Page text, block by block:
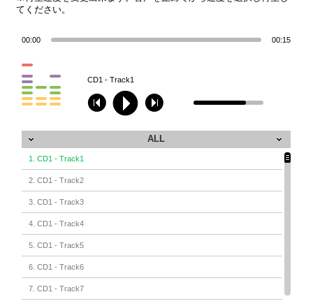
てください。
00:00 00:15
CD1 - Track1
ALL
1. CD1 - Track1
2. CD1 - Track2
3. CD1 - Track3
4. CD1 - Track4
5. CD1 - Track5
6. CD1 - Track6
7. CD1 - Track7